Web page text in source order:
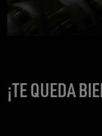
¡TE QUEDA